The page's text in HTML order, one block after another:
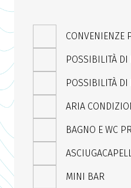
CONVENIENZE
POSSIBILITÀ DI
POSSIBILITÀ DI
ARIA
BAGNO E WC
MINI BAR